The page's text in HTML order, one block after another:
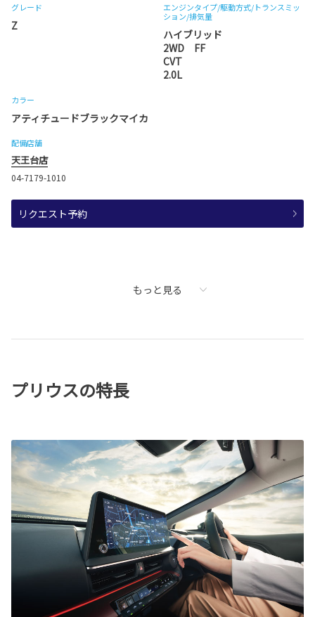
グレード
Z
エンジンタイプ/駆動方式/トランスミッ
ション/排気量
ハイブリッド
2WD FF
CVT
2.0L
カラー
アティチュードブラックマイカ
配備店舗
天王台店
04-7179-1010
リクエスト予約
もっと見る
プリウスの特長